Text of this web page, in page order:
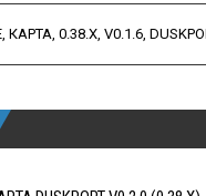
, КАРТА, 0.38.X, V0.1.6,